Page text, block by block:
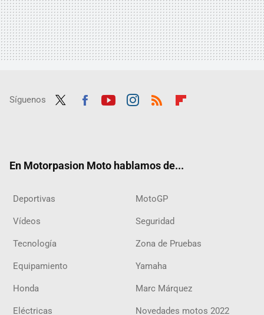
Síguenos
En Motorpasion Moto hablamos de...
Deportivas MotoGP
Vídeos Seguridad
Tecnología Zona de Pruebas
Equipamiento Yamaha
Honda Marc Márquez
Eléctricas Novedades motos 2022